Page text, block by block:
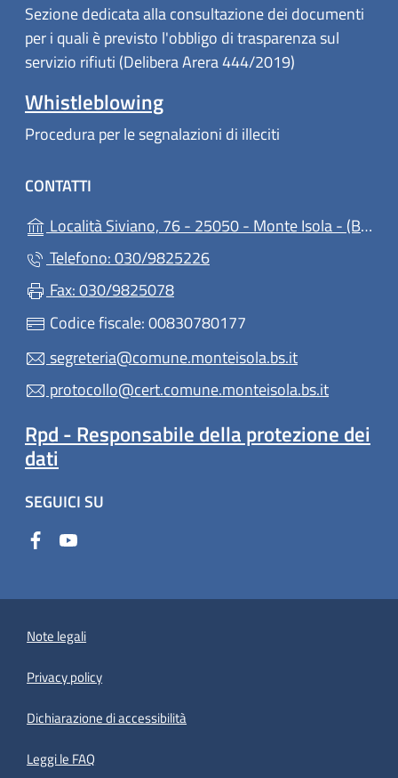
Sezione dedicata alla consultazione dei documenti
per i quali è previsto l'obbligo di trasparenza sul
servizio rifiuti (Delibera Arera 444/2019)
Whistleblowing
Procedura per le segnalazioni di illeciti
CONTATTI
Località Siviano, 76 - 25050 - Monte Isola - (BS)
Telefono: 030/9825226
Fax: 030/9825078
Codice fiscale: 00830780177
segreteria@comune.monteisola.bs.it
protocollo@cert.comune.monteisola.bs.it
Rpd - Responsabile della protezione dei
dati
SEGUICI SU
Note legali
Privacy policy
Dichiarazione di accessibilità
Leggi le FAQ